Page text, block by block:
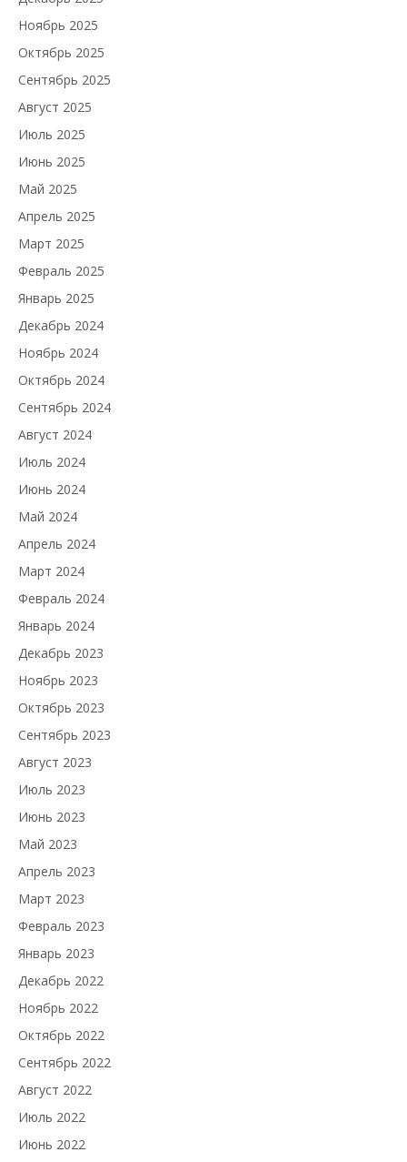
Ноябрь 2025
Октябрь 2025
Сентябрь 2025
Август 2025
Июль 2025
Июнь 2025
Май 2025
Апрель 2025
Март 2025
Февраль 2025
Январь 2025
Декабрь 2024
Ноябрь 2024
Октябрь 2024
Сентябрь 2024
Август 2024
Июль 2024
Июнь 2024
Май 2024
Апрель 2024
Март 2024
Февраль 2024
Январь 2024
Декабрь 2023
Ноябрь 2023
Октябрь 2023
Сентябрь 2023
Август 2023
Июль 2023
Июнь 2023
Май 2023
Апрель 2023
Март 2023
Февраль 2023
Январь 2023
Декабрь 2022
Ноябрь 2022
Октябрь 2022
Сентябрь 2022
Август 2022
Июль 2022
Июнь 2022